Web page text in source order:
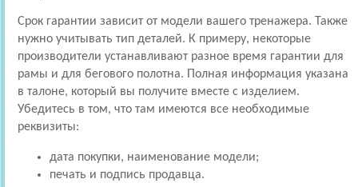
Срок гарантии зависит от модели вашего тренажера. Также
нужно учитывать тип деталей. К примеру, некоторые
производители устанавливают разное время гарантии для
рамы и для бегового полотна. Полная информация указана
в талоне, который вы получите вместе с изделием.
Убедитесь в том, что там имеются все необходимые
реквизиты:
дата покупки, наименование модели;
печать и подпись продавца.